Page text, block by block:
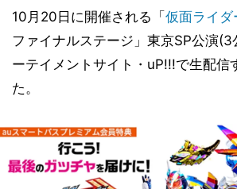
10月20日に開催される「 仮面ライダ
ファイナルステージ」東京SP公演(3
ーテイメントサイト・uP!!!で生配信
た。